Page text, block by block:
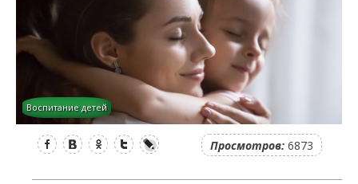
Воспитание детей
Просмотров:6873